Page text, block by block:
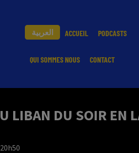
العربية ACCUEIL PODCASTS
QUI SOMMES NOUS CONTACT
LIBAN DU SOIR EN